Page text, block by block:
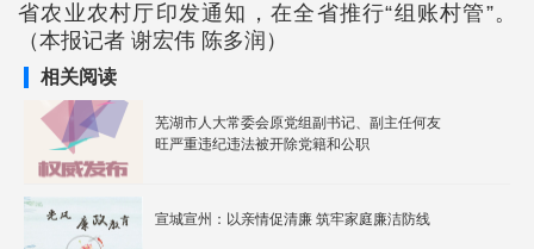
省农业农村厅印发通知，在全省推行“组账村管”。
（本报记者 谢宏伟 陈多润）
相关阅读
芜湖市人大常委会原党组副书记、副主任何友
旺严重违纪违法被开除党籍和公职
宣城宣州：以亲情促清廉 筑牢家庭廉洁防线